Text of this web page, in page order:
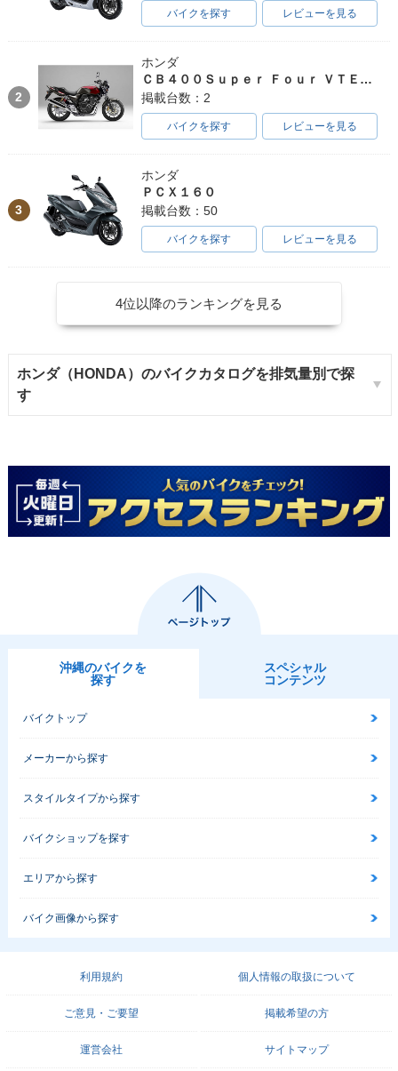
バイクを探す レビューを見る
2
ホンダ
ＣＢ４００Ｓｕｐｅｒ Ｆｏｕｒ ＶＴＥＣ ＳＰＥＣ３
掲載台数：2
バイクを探す レビューを見る
3
ホンダ
ＰＣＸ１６０
掲載台数：50
バイクを探す レビューを見る
4位以降のランキングを見る
ホンダ（HONDA）のバイクカタログを排気量別で探
す
沖縄のバイクを
探す
スペシャル
コンテンツ
バイクトップ
メーカーから探す
スタイルタイプから探す
バイクショップを探す
エリアから探す
バイク画像から探す
利用規約 個人情報の取扱について
ご意見・ご要望 掲載希望の方
運営会社 サイトマップ